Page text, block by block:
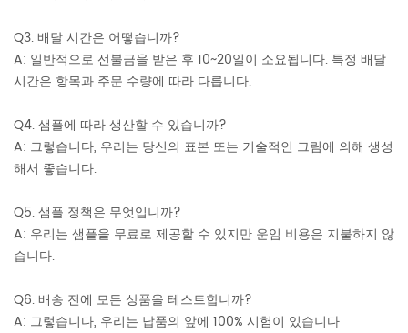
Q3. 배달 시간은 어떻습니까?
A: 일반적으로 선불금을 받은 후 10~20일이 소요됩니다. 특정 배달
시간은 항목과 주문 수량에 따라 다릅니다.
Q4. 샘플에 따라 생산할 수 있습니까?
A: 그렇습니다, 우리는 당신의 표본 또는 기술적인 그림에 의해 생성
해서 좋습니다.
Q5. 샘플 정책은 무엇입니까?
A: 우리는 샘플을 무료로 제공할 수 있지만 운임 비용은 지불하지 않
습니다.
Q6. 배송 전에 모든 상품을 테스트합니까?
A: 그렇습니다, 우리는 납품의 앞에 100% 시험이 있습니다